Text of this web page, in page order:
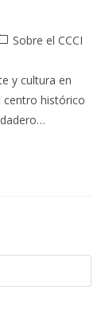
Sobre el CCCI
y cultura en
centro histórico